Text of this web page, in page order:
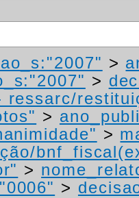
>
>
ressarc/
>
>
>
>